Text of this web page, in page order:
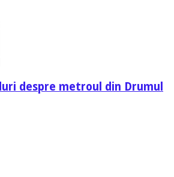
despre metroul din Drumul